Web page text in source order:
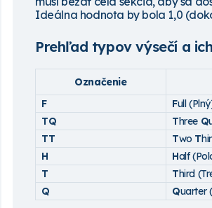
Ideálna hodnota by bola 1,0
Prehľad typov výsečí a
Označenie
F
Full
TQ
Three Q
TT
Two T
H
Half
T
Third
Q
Quarter